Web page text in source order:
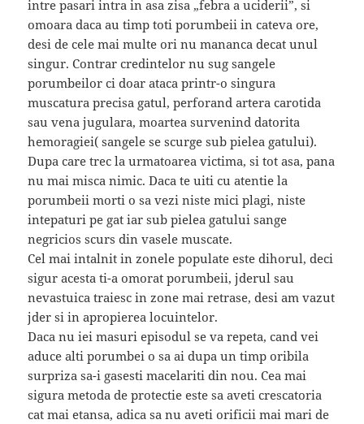
intre pasari intra in asa zisa „febra a uciderii”, si
omoara daca au timp toti porumbeii in cateva ore,
desi de cele mai multe ori nu mananca decat unul
singur. Contrar credintelor nu sug sangele
porumbeilor ci doar ataca printr-o singura
muscatura precisa gatul, perforand artera carotida
sau vena jugulara, moartea survenind datorita
hemoragiei( sangele se scurge sub pielea gatului).
Dupa care trec la urmatoarea victima, si tot asa, pana
nu mai misca nimic. Daca te uiti cu atentie la
porumbeii morti o sa vezi niste mici plagi, niste
intepaturi pe gat iar sub pielea gatului sange
negricios scurs din vasele muscate.
Cel mai intalnit in zonele populate este dihorul, deci
sigur acesta ti-a omorat porumbeii, jderul sau
nevastuica traiesc in zone mai retrase, desi am vazut
jder si in apropierea locuintelor.
Daca nu iei masuri episodul se va repeta, cand vei
aduce alti porumbei o sa ai dupa un timp oribila
surpriza sa-i gasesti macelariti din nou. Cea mai
sigura metoda de protectie este sa aveti crescatoria
cat mai etansa, adica sa nu aveti orificii mai mari de